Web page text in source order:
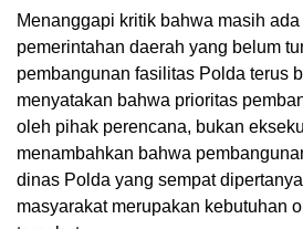
Menanggapi kritik bahwa masih
pemerintahan daerah yang belum
pembangunan fasilitas Polda terus
menyatakan bahwa prioritas
oleh pihak perencana, bukan
menambahkan bahwa
dinas Polda yang sempat
masyarakat merupakan kebutuhan